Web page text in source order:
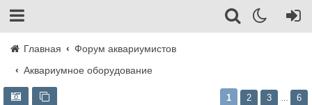
Главная
Форум аквариумистов
Аквариумное оборудование
1 2 3 6